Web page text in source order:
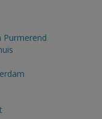
Purmerend